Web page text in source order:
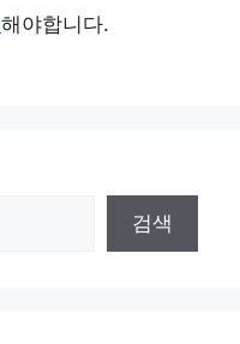
해야합니다.
검색